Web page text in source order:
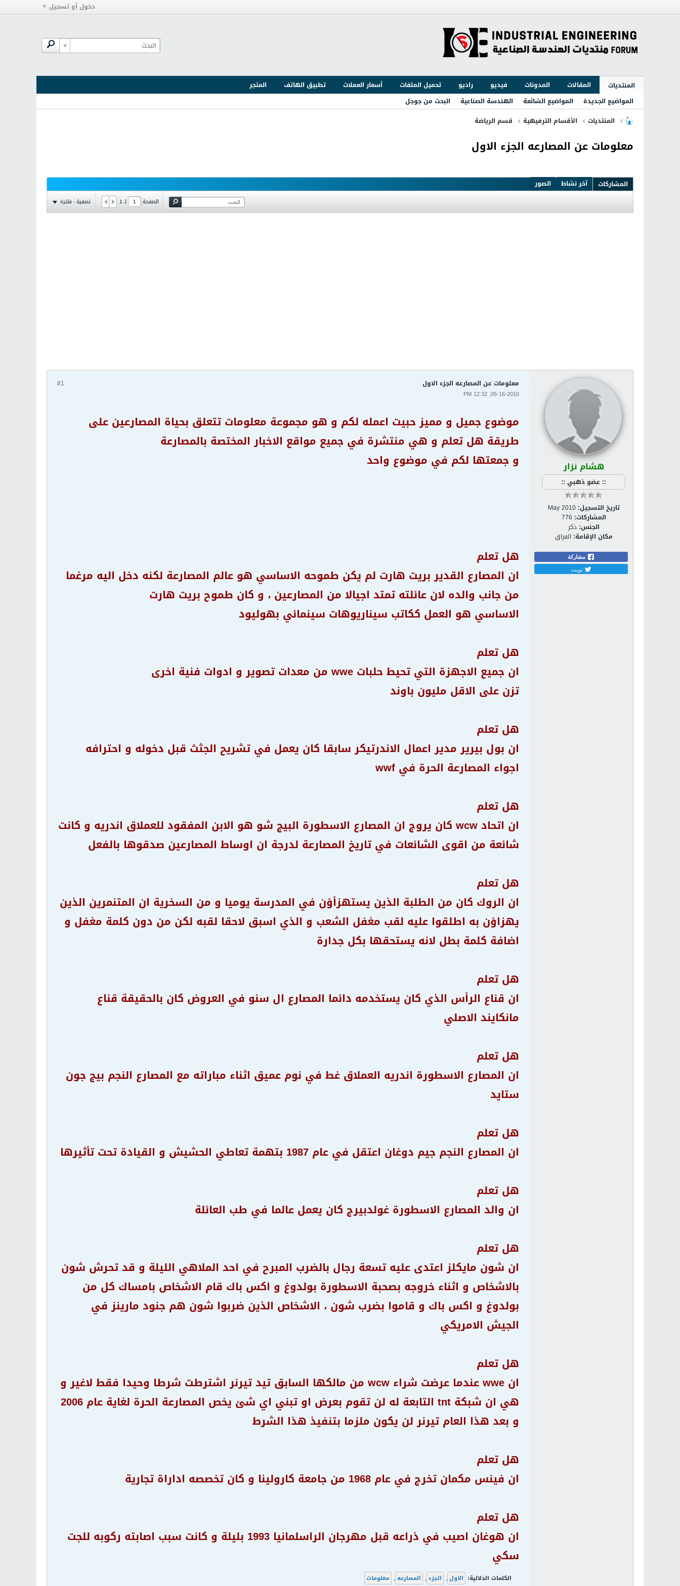
دخول أو تسجيل
المنتديات المقالات المدونات فيديو راديو تحميل الملفات أسعار العملات تطبيق الهاتف
المتجر
المواضيع الجديدة
المواضيع الشائعة الهندسة الصناعية
البحث من جوجل
المنتديات
الأقسام الترفيهية قسم الرياضة
معلومات عن المصارعه الجزء الاول
المشاركات آخر نشاط الصور
الصفحة لـ1 تصفية - فلترة
هشام نزار
:: عضو ذهبي ::
تاريخ التسجيل: May 2010
المشاركات: 776
الجنس: ذكر
مكان الإقامة: العراق
مشاركة
تويت
#1 معلومات عن المصارعه الجزء الاول
05-16-2010, 12:32 PM
موضوع جميل و مميز حبيت اعمله لكم و هو مجموعة معلومات تتعلق بحياة المصارعين على
طريقة هل تعلم و هي منتشرة في جميع مواقع الاخبار المختصة بالمصارعة
و جمعتها لكم في موضوع واحد
هل تعلم
ان المصارع القدير بريت هارت لم يكن طموحه الاساسي هو عالم المصارعة لكنه دخل اليه مرغما
من جانب والده لان عائلته تمتد اجيالا من المصارعين ، و كان طموح بريت هارت
الاساسي هو العمل ككاتب سيناريوهات سينمائي بهوليود
هل تعلم
ان جميع الاجهزة التي تحيط حلبات wwe من معدات تصوير و ادوات فنية اخرى
تزن على الاقل مليون باوند
هل تعلم
ان بول بيرير مدير اعمال الاندرتيكر سابقا كان يعمل في تشريح الجثث قبل دخوله و احترافه
اجواء المصارعة الحرة في wwf
هل تعلم
ان اتحاد wcw كان يروج ان المصارع الاسطورة البيج شو هو الابن المفقود للعملاق اندريه و كانت
شائعة من اقوى الشائعات في تاريخ المصارعة لدرجة ان اوساط المصارعين صدقوها بالفعل
هل تعلم
ان الروك كان من الطلبة الذين يستهزأؤن في المدرسة يوميا و من السخرية ان المتنمرين الذين
يهزاؤن به اطلقوا عليه لقب مغفل الشعب و الذي اسبق لاحقا لقبه لكن من دون كلمة مغفل و
اضافة كلمة بطل لانه يستحقها بكل جدارة
هل تعلم
ان قناع الرأس الذي كان يستخدمه دائما المصارع ال سنو في العروض كان بالحقيقة قناع
مانكايند الاصلي
هل تعلم
ان المصارع الاسطورة اندريه العملاق غط في نوم عميق اثناء مباراته مع المصارع النجم بيج جون
ستايد
هل تعلم
ان المصارع النجم جيم دوغان اعتقل في عام 1987 بتهمة تعاطي الحشيش و القيادة تحت تأثيرها
هل تعلم
ان والد المصارع الاسطورة غولدبيرج كان يعمل عالما في طب العائلة
هل تعلم
ان شون مايكلز اعتدى عليه تسعة رجال بالضرب المبرح في احد الملاهي الليلة و قد تحرش شون
بالاشخاص و اثناء خروجه بصحبة الاسطورة بولدوغ و اكس باك قام الاشخاص بامساك كل من
بولدوغ و اكس باك و قاموا بضرب شون ، الاشخاص الذين ضربوا شون هم جنود مارينز في
الجيش الامريكي
هل تعلم
ان wwe عندما عرضت شراء wcw من مالكها السابق تيد تيرنر اشترطت شرطا وحيدا فقط لاغير و
هي ان شبكة tnt التابعة له لن تقوم بعرض او تبني اي شئ يخص المصارعة الحرة لغاية عام 2006
و بعد هذا العام تيرنر لن يكون ملزما بتنفيذ هذا الشرط
هل تعلم
ان فينس مكمان تخرج في عام 1968 من جامعة كارولينا و كان تخصصه اداراة تجارية
هل تعلم
ان هوغان اصيب في ذراعه قبل مهرجان الراسلمانيا 1993 بليلة و كانت سبب اصابته ركوبه للجت
سكي
الكلمات الدلالية: الاول , الجزء , المصارعه , معلومات